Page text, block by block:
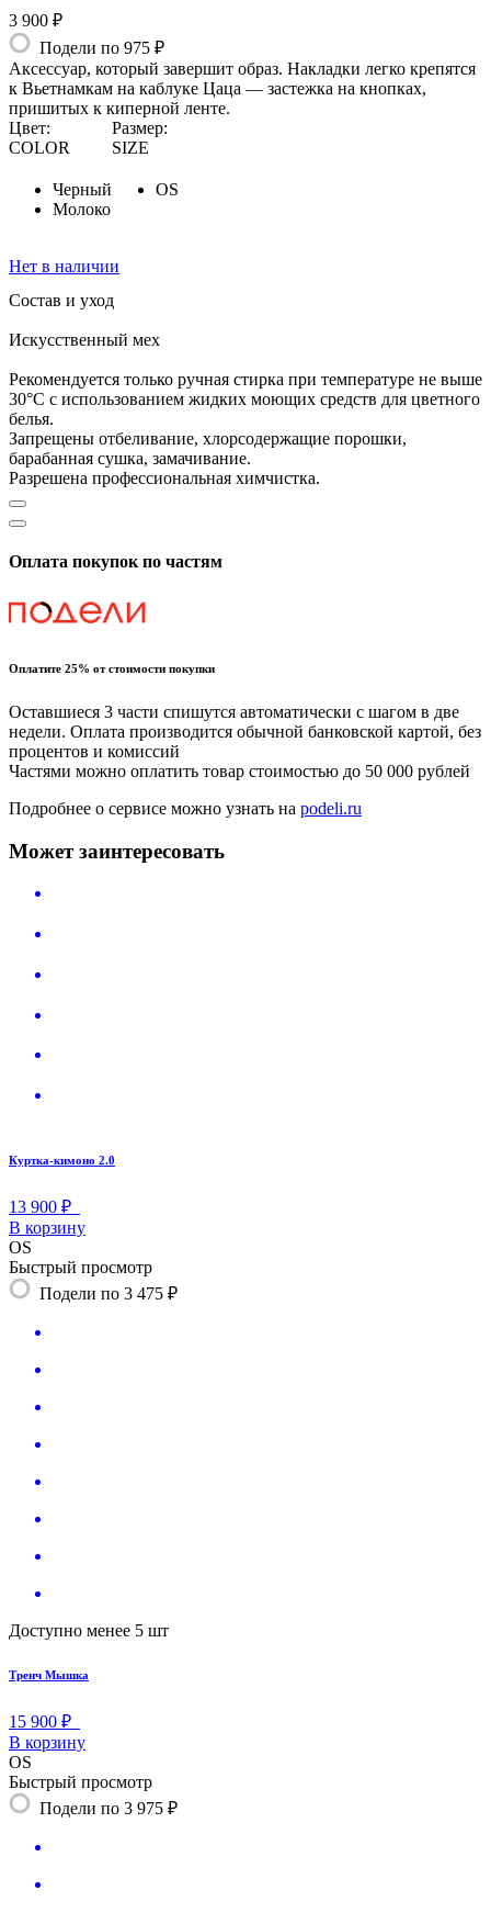
3 900 ₽
Подели по 975 ₽
Аксессуар, который завершит образ. Накладки легко крепятся
к Вьетнамкам на каблуке Цаца — застежка на кнопках,
пришитых к киперной ленте.
Цвет:
COLOR
Черный
Молоко
Размер:
SIZE
OS
Нет в наличии
Состав и уход
Искусственный мех
Рекомендуется только ручная стирка при температуре не выше
30°С с использованием жидких моющих средств для цветного
белья.
Запрещены отбеливание, хлорсодержащие порошки,
барабанная сушка, замачивание.
Разрешена профессиональная химчистка.
Оплата покупок по частям
Оплатите 25% от стоимости покупки
Оставшиеся 3 части спишутся автоматически с шагом в две
недели. Оплата производится обычной банковской картой, без
процентов и комиссий
Частями можно оплатить товар стоимостью до 50 000 рублей
Подробнее о сервисе можно узнать на podeli.ru
Может заинтересовать
Куртка-кимоно 2.0
13 900 ₽
В корзину
OS
Быстрый просмотр
Подели по 3 475 ₽
Доступно менее 5 шт
Тренч Мышка
15 900 ₽
В корзину
OS
Быстрый просмотр
Подели по 3 975 ₽